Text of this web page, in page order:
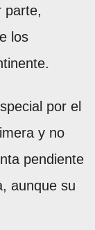
parte,
los
por el
y no
pendiente
aunque su